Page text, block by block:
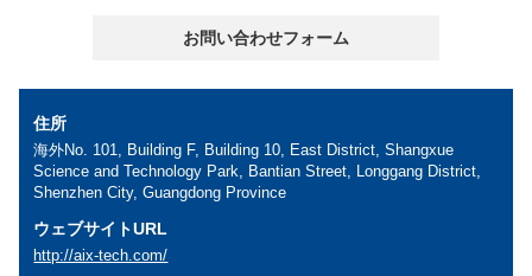
お問い合わせフォーム
住所
海外No. 101, Building F, Building 10, East District, Shangxue
Science and Technology Park, Bantian Street, Longgang District,
Shenzhen City, Guangdong Province
ウェブサイトURL
http://aix-tech.com/